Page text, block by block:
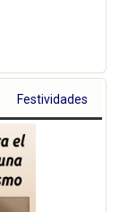
Festividades